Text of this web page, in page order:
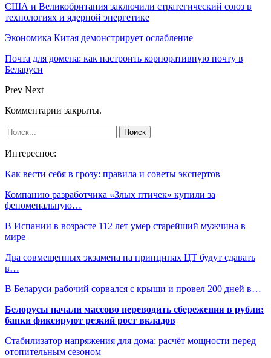
США и Великобритания заключили стратегический союз в
технологиях и ядерной энергетике
Экономика Китая демонстрирует ослабление
Почта для домена: как настроить корпоративную почту в
Беларуси
Prev Next
Комментарии закрыты.
Интересное:
Как вести себя в грозу: правила и советы экспертов
Компанию разработчика «Злых птичек» купили за
феноменальную…
В Испании в возрасте 112 лет умер старейший мужчина в
мире
Два совмещенных экзамена на принципах ЦТ будут сдавать
в…
В Беларуси рабочий сорвался с крыши и провел 200 дней в…
Белорусы начали массово переводить сбережения в рубли:
банки фиксируют резкий рост вкладов
Стабилизатор напряжения для дома: расчёт мощности перед
отопительным сезоном